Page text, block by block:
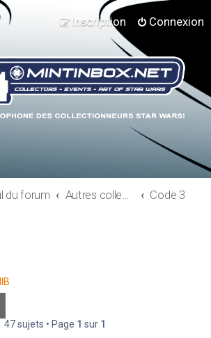
Connexion
Inscription
du forum Autres collections Star Wars Code 3
47 sujets • Page 1 sur 1